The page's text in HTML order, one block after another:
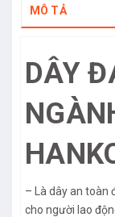
MÔ TẢ
DÂY
– Là dây an toàn
cho người lao